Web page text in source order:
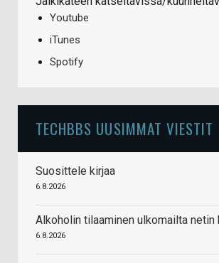
Youtube
iTunes
Spotify
TECHBBS UUSIMMAT VIESTIT
Suosittele kirjaa
6.8.2026
Alkoholin tilaaminen ulkomailta netin
6.8.2026